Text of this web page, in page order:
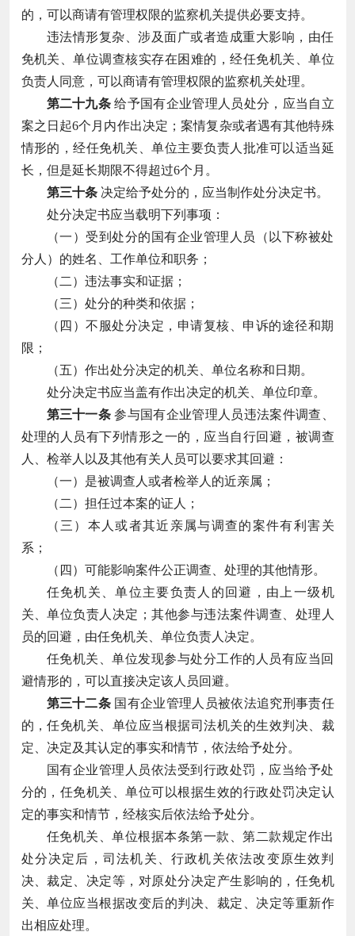
的，可以商请有管理权限的监察机关提供必要支持。
违法情形复杂、涉及面广或者造成重大影响，由任
免机关、单位调查核实存在困难的，经任免机关、单位
负责人同意，可以商请有管理权限的监察机关处理。
第二十九条 给予国有企业管理人员处分，应当自立
案之日起6个月内作出决定；案情复杂或者遇有其他特殊
情形的，经任免机关、单位主要负责人批准可以适当延
长，但是延长期限不得超过6个月。
第三十条决定给予处分的，应当制作处分决定书。
处分决定书应当载明下列事项：
（一）受到处分的国有企业管理人员（以下称被处
分人）的姓名、工作单位和职务；
（二）违法事实和证据；
（三）处分的种类和依据；
（四）不服处分决定，申请复核、申诉的途径和期
限；
（五）作出处分决定的机关、单位名称和日期。
处分决定书应当盖有作出决定的机关、单位印章。
第三十一条 参与国有企业管理人员违法案件调查、
处理的人员有下列情形之一的，应当自行回避，被调查
人、检举人以及其他有关人员可以要求其回避：
（一）是被调查人或者检举人的近亲属；
（二）担任过本案的证人；
（三）本人或者其近亲属与调查的案件有利害关
系；
（四）可能影响案件公正调查、处理的其他情形。
任免机关、单位主要负责人的回避，由上一级机
关、单位负责人决定；其他参与违法案件调查、处理人
员的回避，由任免机关、单位负责人决定。
任免机关、单位发现参与处分工作的人员有应当回
避情形的，可以直接决定该人员回避。
第三十二条 国有企业管理人员被依法追究刑事责任
的，任免机关、单位应当根据司法机关的生效判决、裁
定、决定及其认定的事实和情节，依法给予处分。
国有企业管理人员依法受到行政处罚，应当给予处
分的，任免机关、单位可以根据生效的行政处罚决定认
定的事实和情节，经核实后依法给予处分。
任免机关、单位根据本条第一款、第二款规定作出
处分决定后，司法机关、行政机关依法改变原生效判
决、裁定、决定等，对原处分决定产生影响的，任免机
关、单位应当根据改变后的判决、裁定、决定等重新作
出相应处理。